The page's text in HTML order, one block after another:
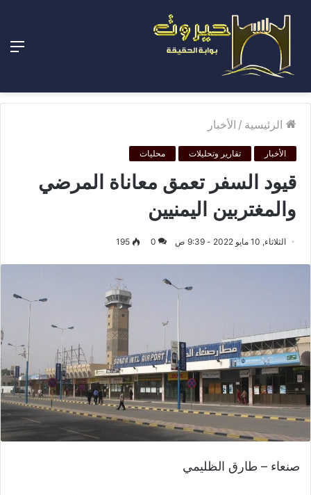
الرئيسية / الأخبار
الأخبار تقارير وتحليلات محليات
قيود السفر تعمق معاناة المرضي
والمغتربين اليمنيين
الثلاثاء, 10 مايو 2022 - 9:39 ص 0
195
صنعاء – طارق الظليمي